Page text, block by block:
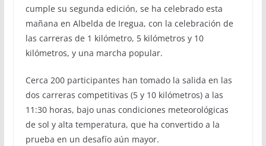
cumple su segunda edición, se ha celebrado esta
mañana en Albelda de Iregua, con la celebración de
las carreras de 1 kilómetro, 5 kilómetros y 10
kilómetros, y una marcha popular.
Cerca 200 participantes han tomado la salida en las
dos carreras competitivas (5 y 10 kilómetros) a las
11:30 horas, bajo unas condiciones meteorológicas
de sol y alta temperatura, que ha convertido a la
prueba en un desafío aún mayor.